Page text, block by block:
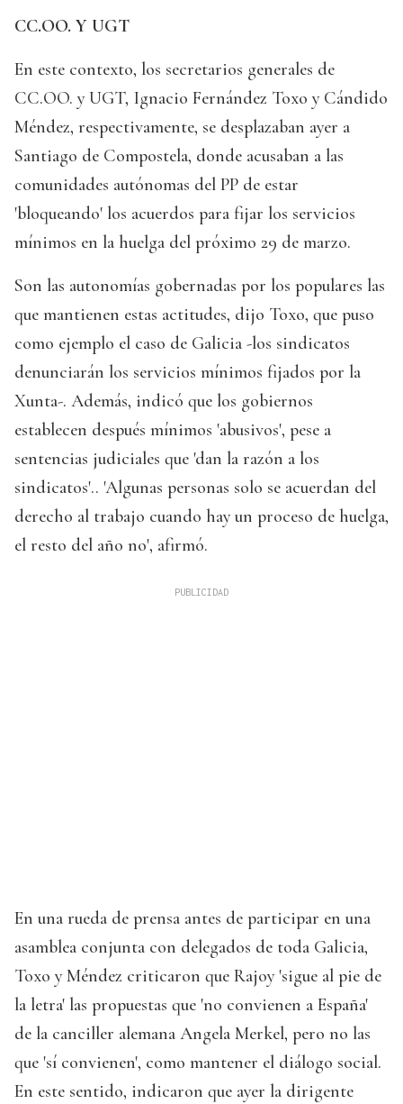
CC.OO. Y UGT
En este contexto, los secretarios generales de
CC.OO. y UGT, Ignacio Fernández Toxo y Cándido
Méndez, respectivamente, se desplazaban ayer a
Santiago de Compostela, donde acusaban a las
comunidades autónomas del PP de estar
'bloqueando' los acuerdos para fijar los servicios
mínimos en la huelga del próximo 29 de marzo.
Son las autonomías gobernadas por los populares las
que mantienen estas actitudes, dijo Toxo, que puso
como ejemplo el caso de Galicia -los sindicatos
denunciarán los servicios mínimos fijados por la
Xunta-. Además, indicó que los gobiernos
establecen después mínimos 'abusivos', pese a
sentencias judiciales que 'dan la razón a los
sindicatos'.. 'Algunas personas solo se acuerdan del
derecho al trabajo cuando hay un proceso de huelga,
el resto del año no', afirmó.
En una rueda de prensa antes de participar en una
asamblea conjunta con delegados de toda Galicia,
Toxo y Méndez criticaron que Rajoy 'sigue al pie de
la letra' las propuestas que 'no convienen a España'
de la canciller alemana Angela Merkel, pero no las
que 'sí convienen', como mantener el diálogo social.
En este sentido, indicaron que ayer la dirigente